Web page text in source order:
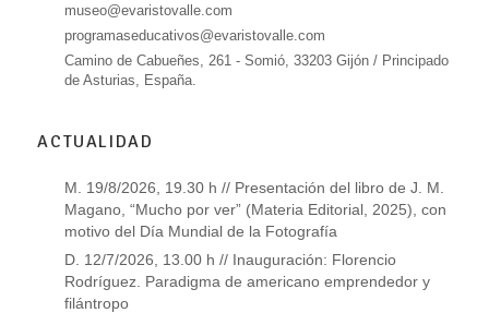
museo@evaristovalle.com
programaseducativos@evaristovalle.com
Camino de Cabueñes, 261 - Somió, 33203 Gijón / Principado
de Asturias, España.
ACTUALIDAD
M. 19/8/2026, 19.30 h // Presentación del libro de J. M.
Magano, “Mucho por ver” (Materia Editorial, 2025), con
motivo del Día Mundial de la Fotografía
D. 12/7/2026, 13.00 h // Inauguración: Florencio
Rodríguez. Paradigma de americano emprendedor y
filántropo